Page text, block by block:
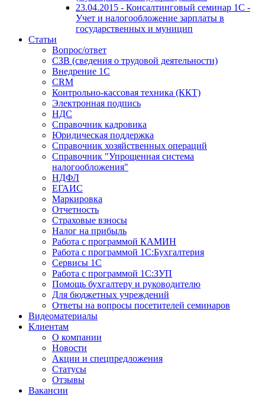
23.04.2015 - Консалтинговый семинар 1С -
Учет и налогообложение зарплаты в
государственных и муницип
Статьи
Вопрос/ответ
СЗВ (сведения о трудовой деятельности)
Внедрение 1С
CRM
Контрольно-кассовая техника (ККТ)
Электронная подпись
НДС
Справочник кадровика
Юридическая поддержка
Справочник хозяйственных операций
Справочник "Упрощенная система
налогообложения"
НДФЛ
ЕГАИС
Маркировка
Отчетность
Страховые взносы
Налог на прибыль
Работа с программой КАМИН
Работа с программой 1С:Бухгалтерия
Сервисы 1С
Работа с программой 1С:ЗУП
Помощь бухгалтеру и руководителю
Для бюджетных учреждений
Ответы на вопросы посетителей семинаров
Видеоматериалы
Клиентам
О компании
Новости
Акции и спецпредложения
Статусы
Отзывы
Вакансии